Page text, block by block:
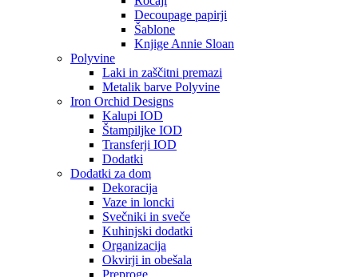
Decoupage papirji
Šablone
Knjige Annie Sloan
Polyvine
Laki in zaščitni premazi
Metalik barve Polyvine
Iron Orchid Designs
Kalupi IOD
Štampiljke IOD
Transferji IOD
Dodatki
Dodatki za dom
Dekoracija
Vaze in loncki
Svečniki in sveče
Kuhinjski dodatki
Organizacija
Okvirji in obešala
Preproge